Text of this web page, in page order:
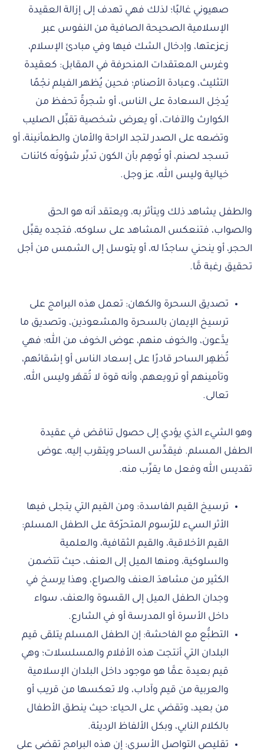
صهيوني غالبًا؛ لذلك فهي تهدف إلى إزالة العقيدة
الإسلامية الصحيحة الصافية من النفوس عبر
زعزعتها، وإدخال الشك فيها وفي مبادئ الإسلام،
وغرس المعتقدات المنحرفة في المقابل: كعقيدة
التثليث، وعبادة الأصنام؛ فحين يُظهر الفيلم نجْمًا
يُدخِل السعادة على الناس، أو شجرةً تحفظ من
الكوارث والآفات، أو يعرض شخصية تقبِّل الصليب
وتضعه على الصدر لتجد الراحة والأمان والطمأنينة، أو
تسجد لصنم، أو تُوهِم بأن الكون تدبِّر شؤونَه كائنات
خيالية وليس الله، عز وجل.
والطفل يشاهد ذلك ويتأثر به، ويعتقد أنه هو الحق
والصواب، فتنعكس المشاهد على سلوكه، فتجده يقبِّل
الحجر، أو ينحني ساجدًا له، أو يتوسل إلى الشمس من أجل
تحقيق رغبة مَّا.
تصديق السحرة والكهان: تعمل هذه البرامج على
ترسيخ الإيمان بالسحرة والمشعوذين، وتصديق ما
يدَّعون، والخوف منهم، عوض الخوف من الله؛ فهي
تُظهِر الساحر قادرًا على إسعاد الناس أو إشقائهم،
وتأمينهم أو ترويعهم، وأنه قوة لا تُقهَر وليس الله،
تعالى.
وهو الشيء الذي يؤدي إلى حصول تناقض في عقيدة
الطفل المسلم. فيقدِّس الساحر ويتقرب إليه، عوض
تقديس الله وفعل ما يقرِّب منه.
ترسيخ القيم الفاسدة: ومن القيم التي يتجلى فيها
الأثر السيء للرّسوم المتحرّكة على الطفل المسلم:
القيم الأخلاقية، والقيم الثقافية، والعلمية
والسلوكية، ومنها الميل إلى العنف، حيث تتضمن
الكثير من مشاهدَ العنف والصراع، وهذا يرسخ في
وجدان الطفل الميل إلى القسوة والعنف، سواء
داخل الأسرة أو المدرسة أو في الشارع.
التطبُّع مع الفاحشة: إن الطفل المسلم يتلقى قيم
البلدان التي أنتجت هذه الأفلام والمسلسلات؛ وهي
قيم بعيدة عمَّا هو موجود داخل البلدان الإسلامية
والعربية من قيم وآداب، ولا تعكسها من قريب أو
من بعيد، وتقضي على الحياء؛ حيث ينطق الأطفال
بالكلام النابي، وبكل الألفاظ الرديئة.
تقليص التواصل الأسري: إن هذه البرامج تقضي على